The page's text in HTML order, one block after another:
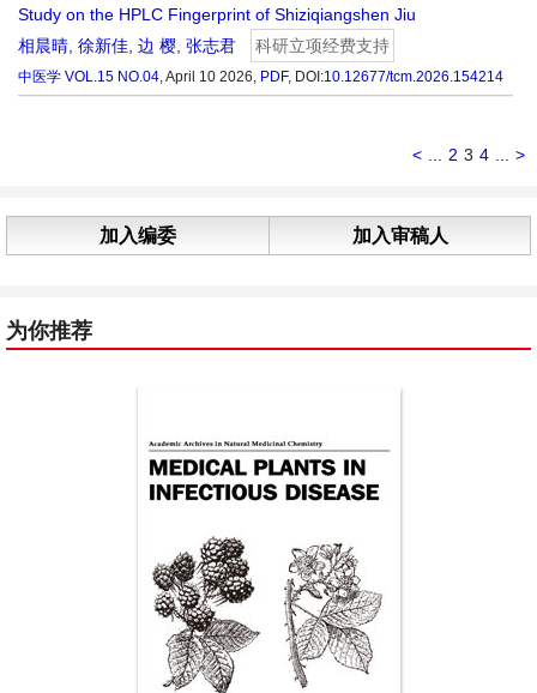
Study on the HPLC Fingerprint of Shiziqiangshen Jiu
相晨晴 徐新佳 边 樱 张志君 科研立项经费支持
中医学 VOL.15 NO.04, April 10 2026, PDF, DOI:10.12677/tcm.2026.154214
< 2 3 4 >
加入编委 加入审稿人
为你推荐